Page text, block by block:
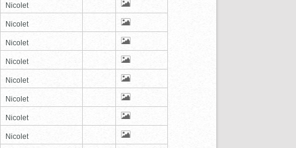
Nicolet
Nicolet
Nicolet
Nicolet
Nicolet
Nicolet
Nicolet
Nicolet